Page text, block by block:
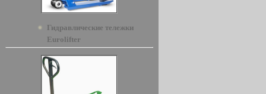
Гидравлические тележки
Eurolifter